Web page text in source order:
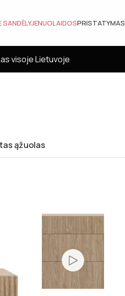
SANDĖLYJENUOLAIDOSPRISTATYMAS
visoje Lietuvoje
ąžuolas